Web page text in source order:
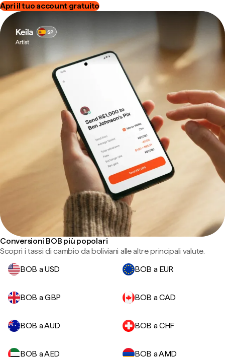
Apri il tuo account gratuito
Conversioni BOB più popolari
Scopri i tassi di cambio da boliviani alle altre principali valute.
BOB a USD
BOB a EUR
BOB a GBP BOB a CAD
BOB a AUD BOB a CHF
BOB a AED
BOB a AMD